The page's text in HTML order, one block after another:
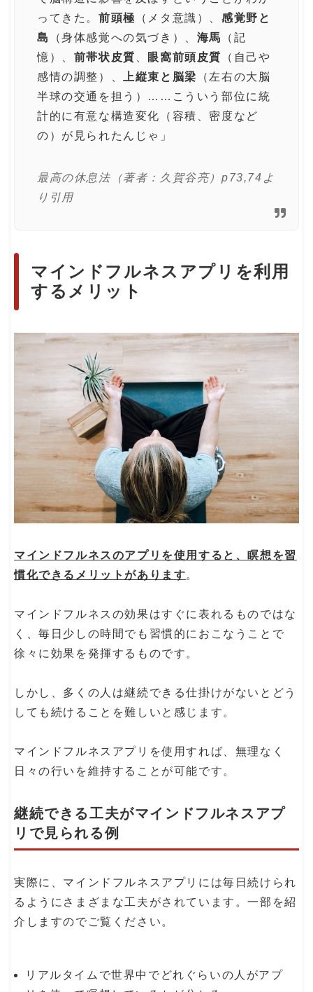
ってきた。 前頭極 （メタ意識）、感覚野と
島
（身体感覚への気づき）、 海馬
（記
憶）、 前帯状皮質 眼窩前頭皮質
（自己や
感情の調整）、
上縦束と脳梁
（左右の大脳
半球の交通を担う）……こういう部位に統
計的に有意な構造変化（容積、密度など
の）が見られたんじゃ」
最高の休息法（著者：久賀谷亮）p73,74よ
り引用
マインドフルネスアプリを利用
するメリット
マインドフルネスのアプリを使用すると、瞑想を習
慣化できるメリットがあります。
マインドフルネスの効果はすぐに表れるものではな
く、毎日少しの時間でも習慣的におこなうことで
徐々に効果を発揮するものです。
しかし、多くの人は継続できる仕掛けがないとどう
しても続けることを難しいと感じます。
マインドフルネスアプリを使用すれば、無理なく
日々の行いを維持することが可能です。
継続できる工夫がマインドフルネスアプ
リで見られる例
実際に、マインドフルネスアプリには毎日続けられ
るようにさまざまな工夫がされています。一部を紹
介しますのでご覧ください。
リアルタイムで世界中でどれぐらいの人がアプ